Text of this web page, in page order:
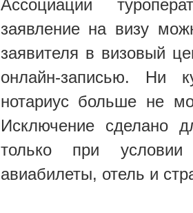
Ассоциации
заявление на визу
заявителя в визовый
онлайн-записью. Ни
нотариус больше не
Исключение сделано
только при
авиабилеты, отель и